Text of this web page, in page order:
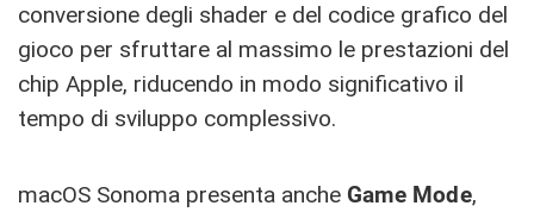
conversione degli shader e del codice grafico del
gioco per sfruttare al massimo le prestazioni del
chip Apple, riducendo in modo significativo il
tempo di sviluppo complessivo.
macOS Sonoma presenta anche Game Mode,